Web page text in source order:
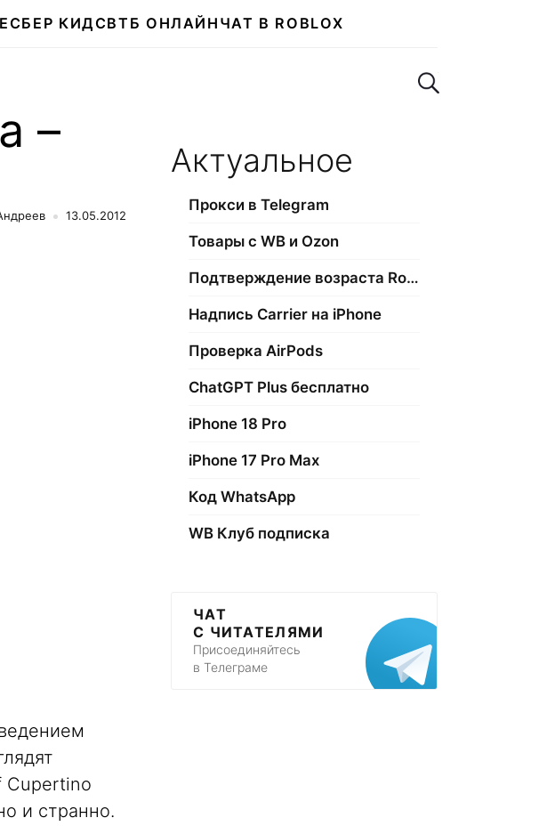
СБЕР КИДСВТБ ОНЛАЙН ЧАТ В ROBLOX
Поиск по сайту
–
13.05.2012
Cupertino
и странно.
Актуальное
Прокси в Telegram
Товары с WB и Ozon
Подтверждение возраста Roblox
Надпись Carrier на iPhone
Проверка AirPods
ChatGPT Plus бесплатно
iPhone 18 Pro
iPhone 17 Pro Max
Код WhatsApp
WB Клуб подписка
ЧАТ
С ЧИТАТЕЛЯМИ
Присоединяйтесь
в Телеграме